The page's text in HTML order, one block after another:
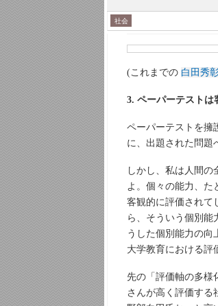
社会
(これまでの 白田秀
3. ペーパーテストは
ペーパーテストを擁
に、出題された問題
しかし、私は人間
よ。個々の能力、た
客観的に評価されて
ら、そういう個別能
うした個別能力の向
大学教育における評
先の「評価軸の多様
さんが高く評価する